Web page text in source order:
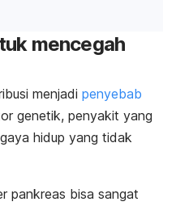
mencegah
menjadi penyebab
genetik, penyakit yang
hidup yang tidak
pankreas bisa sangat